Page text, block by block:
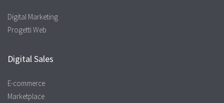
Digital Marketing
Progetti Web
Digital Sales
E-commerce
Marketplace